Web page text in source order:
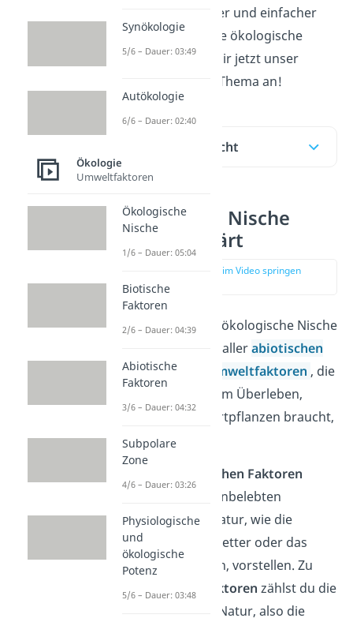
willst noch schneller und einfacher
verstehen, was eine ökologische
Nische ist? Schau dir jetzt unser
Lernvideo zu dem Thema an!
Inhaltsübersicht
Ökologische Nische
einfach erklärt
zur Stelle im Video springen
Du kannst dir eine ökologische Nische
als die Gesamtheit allerabiotischen
undbiotischen Umweltfaktoren , die
ein Organismus zum Überleben,
Ausbreiten und Fortpflanzen braucht,
vorstellen.
abiotischen Faktoren
kannst du dir die unbelebten
Bestandteile der Natur, wie die
Temperatur, das Wetter oder das
Wasservorkommen, vorstellen. Zu
den biotischen Faktoren zählst du die
belebten Teile der Natur, also die
Synökologie
5/6 – Dauer: 03:49
Autökologie
6/6 – Dauer: 02:40
Ökologie
Umweltfaktoren
Ökologische
Nische
1/6 – Dauer: 05:04
Biotische
Faktoren
2/6 – Dauer: 04:39
Abiotische
Faktoren
3/6 – Dauer: 04:32
Subpolare
Zone
4/6 – Dauer: 03:26
Physiologische
und
ökologische
Potenz
5/6 – Dauer: 03:48